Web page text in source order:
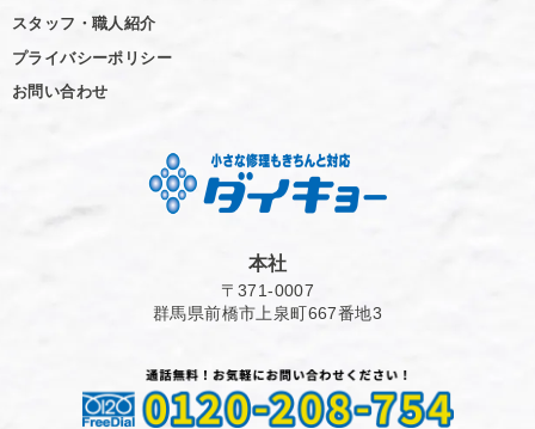
スタッフ・職人紹介
プライバシーポリシー
お問い合わせ
本社
〒371-0007
群馬県前橋市上泉町667番地3